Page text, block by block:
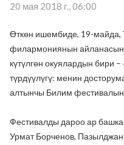
20 мая 2018 г., 06:00
Өткөн ишембиде, 19-майда,
филармониянын
күтүлгөн окуялардын бири
түрдүүлүгү: менин
алтынчы Билим
Фестивалды дароо ар
Урмат Борченов,